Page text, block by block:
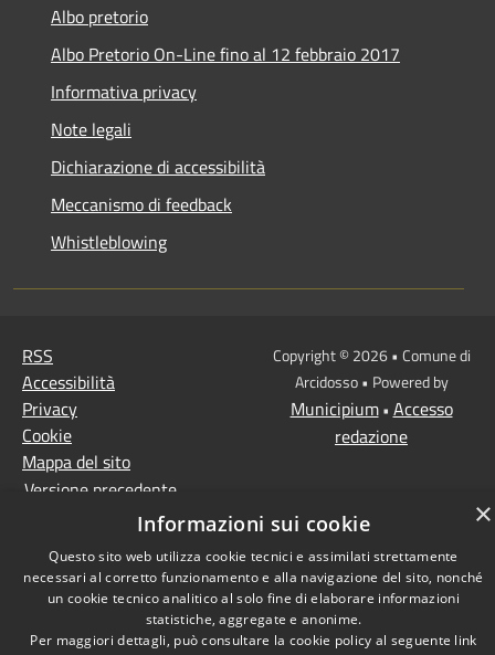
Albo pretorio
Albo Pretorio On-Line fino al 12 febbraio 2017
Informativa privacy
Note legali
Dichiarazione di accessibilità
Meccanismo di feedback
Whistleblowing
RSS
Accessibilità
Privacy
Cookie
Mappa del sito
Versione precedente
Copyright © 2026 • Comune di
Arcidosso • Powered by
Municipium• Accesso
redazione
×
Informazioni sui cookie
Questo sito web utilizza cookie tecnici e assimilati strettamente
necessari al corretto funzionamento e alla navigazione del sito, nonché
un cookie tecnico analitico al solo fine di elaborare informazioni
statistiche, aggregate e anonime.
Per maggiori dettagli, può consultare la cookie policy al seguente link